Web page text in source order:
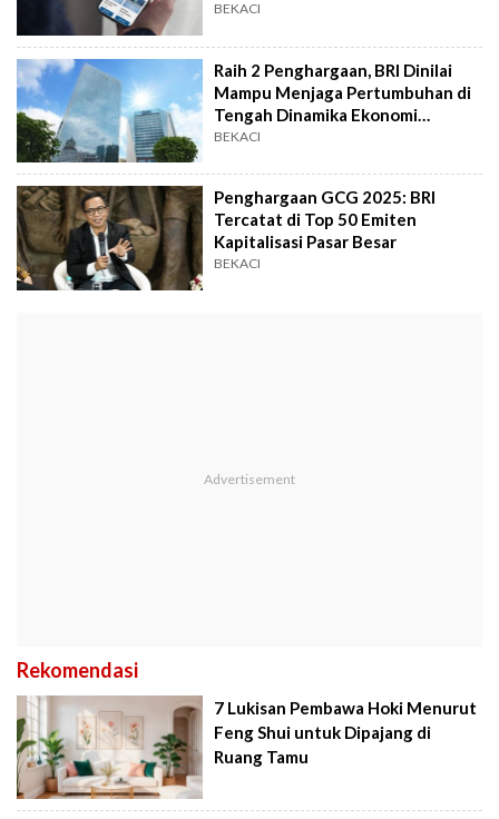
BEKACI
Raih 2 Penghargaan, BRI Dinilai
Mampu Menjaga Pertumbuhan di
Tengah Dinamika Ekonomi
Menantang
BEKACI
Penghargaan GCG 2025: BRI
Tercatat di Top 50 Emiten
Kapitalisasi Pasar Besar
BEKACI
Rekomendasi
7 Lukisan Pembawa Hoki Menurut
Feng Shui untuk Dipajang di
Ruang Tamu